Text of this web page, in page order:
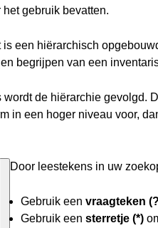
gebruik bevatten.
een hiërarchisch
begrijpen van een
de hiërarchie gevolgd.
in een hoger niveau voor,
Door leestekens in uw
Gebruik een vraagteken
Gebruik een sterretje (*)